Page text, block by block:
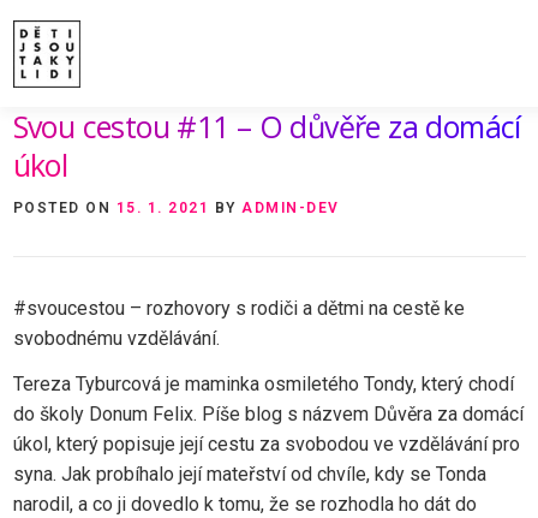
content
ÚVOD O MNĚ A O PROJEKTU
VIDEA A ROZHOVORY
Svou cestou #11 – O důvěře za domácí
úkol
POSTED ON 15. 1. 2021 BY ADMIN-DEV
#svoucestou – rozhovory s rodiči a dětmi na cestě ke
svobodnému vzdělávání.
Tereza Tyburcová je maminka osmiletého Tondy, který chodí
do školy Donum Felix. Píše blog s názvem Důvěra za domácí
úkol, který popisuje její cestu za svobodou ve vzdělávání pro
syna. Jak probíhalo její mateřství od chvíle, kdy se Tonda
narodil, a co ji dovedlo k tomu, že se rozhodla ho dát do